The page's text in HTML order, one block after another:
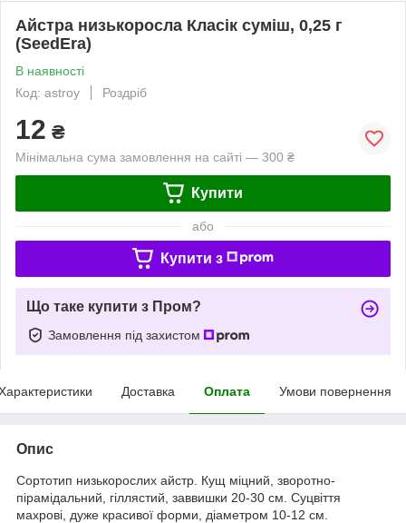
Айстра низькоросла Класік суміш, 0,25 г
(SeedEra)
В наявності
Код: astroy
Роздріб
12 ₴
Мінімальна сума замовлення на сайті — 300 ₴
Купити
або
Купити з
Що таке купити з Пром?
Замовлення під захистом
Доставка Оплата Умови повернення
Опис
Сортотип низькорослих айстр. Кущ міцний, зворотно-
пірамідальний, гіллястий, заввишки 20-30 см. Суцвіття
махрові, дуже красивої форми, діаметром 10-12 см.